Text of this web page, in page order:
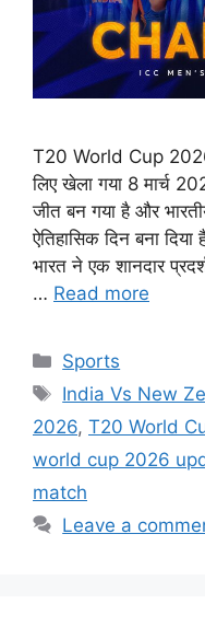
T20 World Cup
लिए खेला गया 8 मार्च
जीत बन गया है और
ऐतिहासिक दिन बना
भारत ने एक शानदार
… Read more
Categories
Sports
Tags
India Vs New
2026, T20 World
world cup 2026
match
Leave a